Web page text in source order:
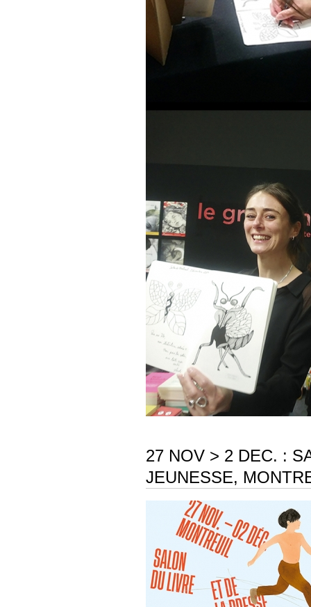
27 NOV > 2 DEC. :
JEUNESSE,